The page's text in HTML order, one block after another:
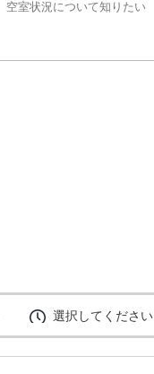
選択してください